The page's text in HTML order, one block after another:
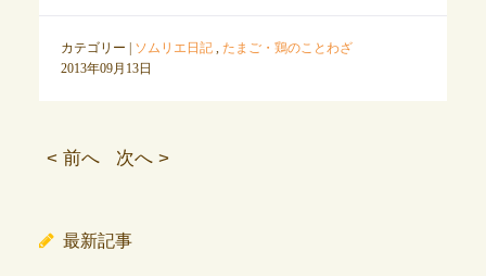
カテゴリー | ソムリエ日記, たまご・鶏のことわざ
2013年09月13日
< 前へ 次へ >
最新記事